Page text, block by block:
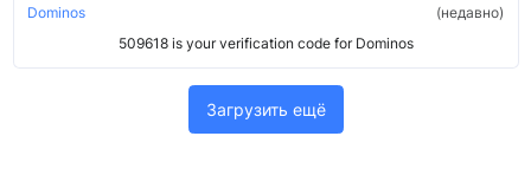
Dominos
509618 is your verification code for Dominos
недавно
Загрузить ещё